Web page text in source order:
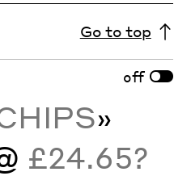
Go to top
off
»
£24.65?